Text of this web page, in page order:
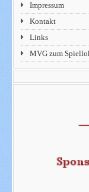
Impressum
Kontakt
Links
MVG zum